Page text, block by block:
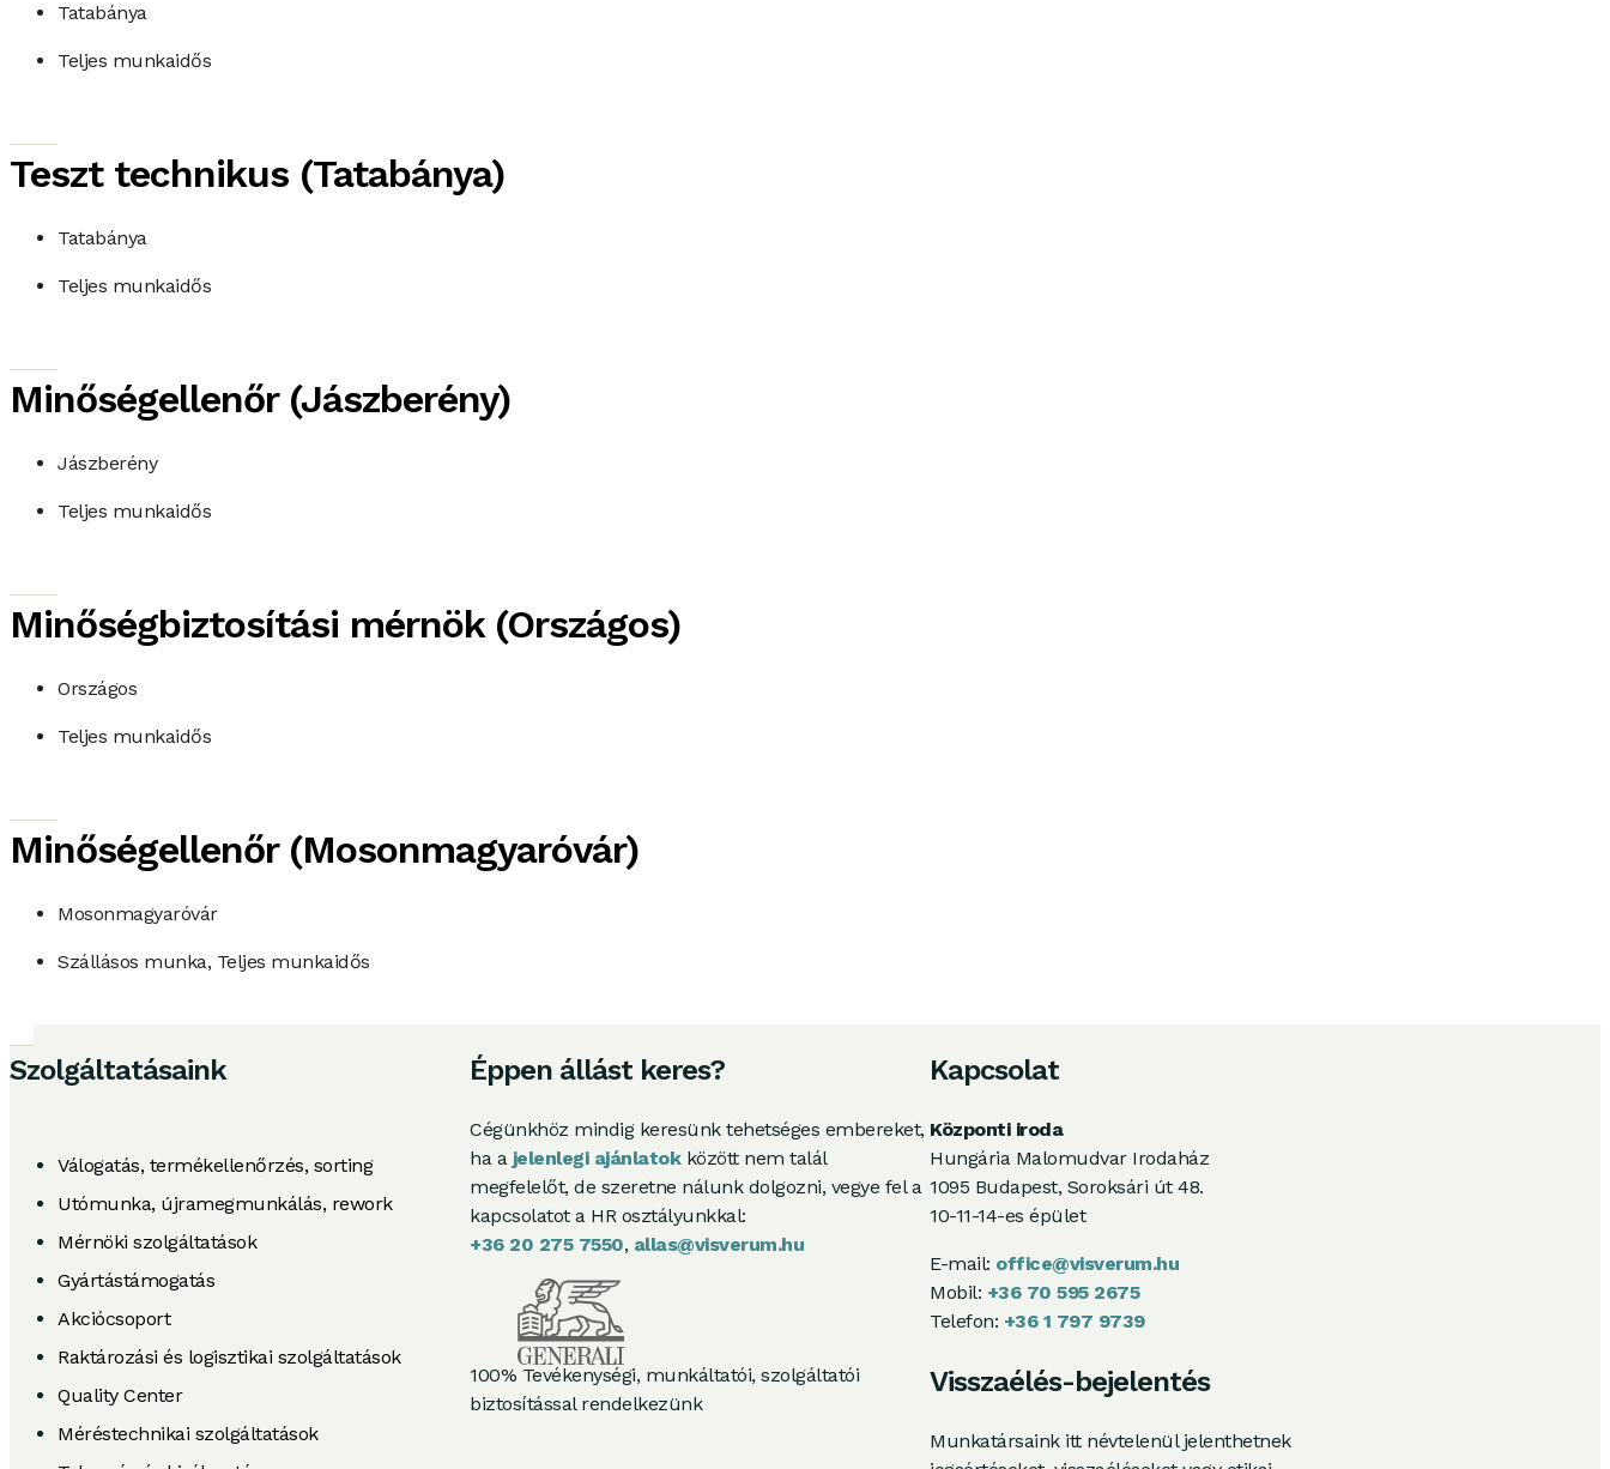
Tatabánya
Teljes munkaidős
Teszt technikus (Tatabánya)
Tatabánya
Teljes munkaidős
Minőségellenőr (Jászberény)
Jászberény
Teljes munkaidős
Minőségbiztosítási mérnök (Országos)
Országos
Teljes munkaidős
Minőségellenőr (Mosonmagyaróvár)
Mosonmagyaróvár
Szállásos munka, Teljes munkaidős
Szolgáltatásaink
Válogatás, termékellenőrzés, sorting
Utómunka, újramegmunkálás, rework
Mérnöki szolgáltatások
Gyártástámogatás
Akciócsoport
Raktározási és logisztikai szolgáltatások
Quality Center
Méréstechnikai szolgáltatások
Éppen állást keres?
Cégünkhöz mindig keresünk tehetséges embereket,
ha a jelenlegi ajánlatokközött nem talál
megfelelőt, de szeretne nálunk dolgozni, vegye fel a
kapcsolatot a HR osztályunkkal:
+36 20 275 7550, allas@visverum.hu
100% Tevékenységi, munkáltatói, szolgáltatói
biztosítással rendelkezünk
Kapcsolat
Központi iroda
Hungária Malomudvar Irodaház
1095 Budapest, Soroksári út 48.
10-11-14-es épület
E-mail: office@visverum.hu
Mobil: +36 70 595 2675
Telefon: +36 1 797 9739
Visszaélés-bejelentés
Munkatársaink itt névtelenül jelenthetnek